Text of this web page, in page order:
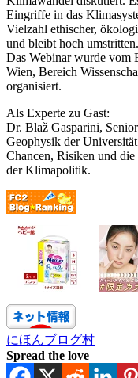
Eingriffe in das
Vielzahl ethischer,
und bleibt hoch umstritten.
Das Webinar wurde vom
Wien, Bereich
organisiert.
Als Experte zu Gast:
Dr. Blaž Gasparini,
Geophysik der
Chancen, Risiken und
der Klimapolitik.
にほんブログ村
Spread the love